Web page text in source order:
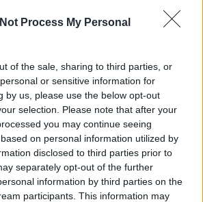
Process My Personal
of the sale, sharing to third parties, or
or sensitive information for
by us, please use the below opt-out
selection. Please note that after your
you may continue seeing
on personal information utilized by
disclosed to third parties prior to
separately opt-out of the further
information by third parties on the
participants. This information may
το E-Radio.gr στο Google News
τα πιο hot νέα.
E-Daily.gr; Τα νέα της ημέρας
κλικ!
E-Radio.gr και στο Instagram
ΔΙΑΦΗΜΙΣΗ